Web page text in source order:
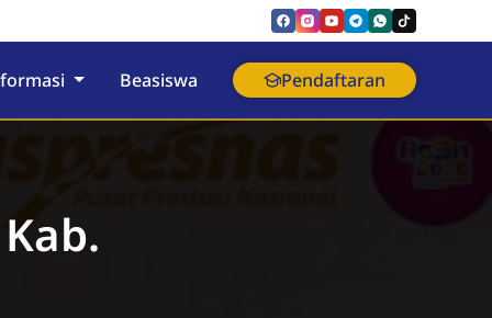
Beasiswa Pendaftaran